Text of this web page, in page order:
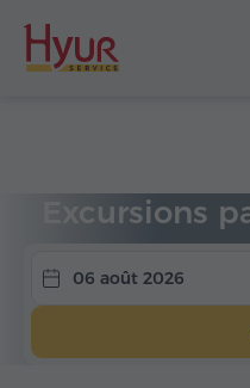
Excursions
06 août 2026